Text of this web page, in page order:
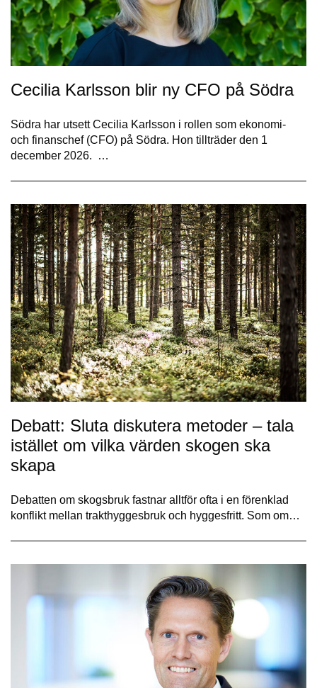
Cecilia Karlsson blir ny CFO på Södra
Södra har utsett Cecilia Karlsson i rollen som ekonomi-
och finanschef (CFO) på Södra. Hon tillträder den 1
december 2026. …
Debatt: Sluta diskutera metoder – tala
istället om vilka värden skogen ska
skapa
Debatten om skogsbruk fastnar alltför ofta i en förenklad
konflikt mellan trakthyggesbruk och hyggesfritt. Som om…